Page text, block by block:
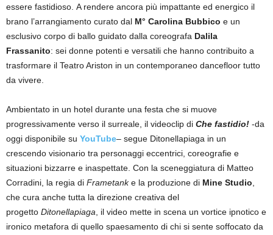
essere fastidioso. A rendere ancora più impattante ed energico il
brano l’arrangiamento curato dal M° Carolina Bubbico e un
esclusivo corpo di ballo guidato dalla coreografa Dalila
Frassanito: sei donne potenti e versatili che hanno contribuito a
trasformare il Teatro Ariston in un contemporaneo dancefloor tutto
da vivere.
Ambientato in un hotel durante una festa che si muove
progressivamente verso il surreale, il videoclip di Che fastidio! -da
oggi disponibile su YouTube– segue Ditonellapiaga in un
crescendo visionario tra personaggi eccentrici, coreografie e
situazioni bizzarre e inaspettate. Con la sceneggiatura di Matteo
Corradini, la regia di Frametanke la produzione di Mine Studio
che cura anche tutta la direzione creativa del
progetto Ditonellapiaga , il video mette in scena un vortice ipnotico e
ironico metafora di quello spaesamento di chi si sente soffocato da